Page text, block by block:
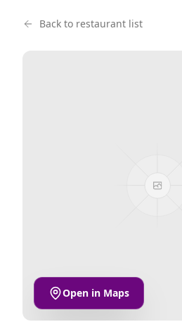
Back to restaurant list
Open in Maps